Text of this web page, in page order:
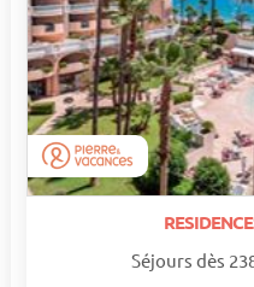
Séjours dès